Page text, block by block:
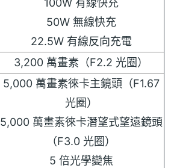
100W 有線快充
50W 無線快充
22.5W 有線反向充電
3,200 萬畫素（F2.2 光圈）
5,000 萬畫素徠卡主鏡頭（F1.67
光圈）
5,000 萬畫素徠卡潛望式望遠鏡頭
（F3.0 光圈）
5 倍光學變焦